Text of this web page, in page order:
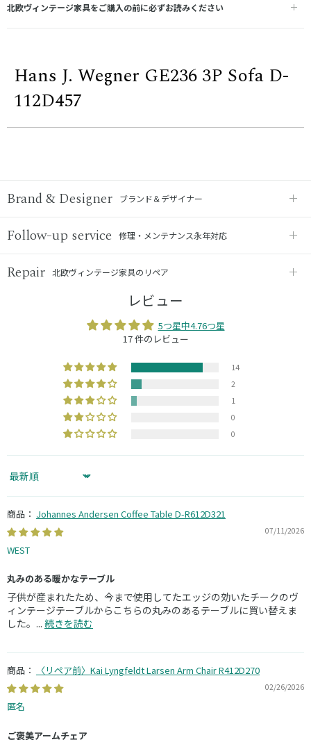
北欧ヴィンテージ家具をご購入の前に必ずお読みください
Hans J. Wegner GE236 3P Sofa D-
112D457
Brand & Designer ブランド＆デザイナー
Follow-up service 修理・メンテナンス永年対応
Repair 北欧ヴィンテージ家具のリペア
レビュー
5つ星中4.76つ星
17 件のレビュー
14
2
1
0
0
Sort by
Johannes Andersen Coffee Table D-R612D321
07/11/2026
WEST
丸みのある暖かなテーブル
子供が産まれたため、今まで使用してたエッジの効いたチークのヴ
ィンテージテーブルからこちらの丸みのあるテーブルに買い替えま
した。... 続きを読む
〈リペア前〉Kai Lyngfeldt Larsen Arm Chair R412D270
02/26/2026
匿名
ご褒美アームチェア